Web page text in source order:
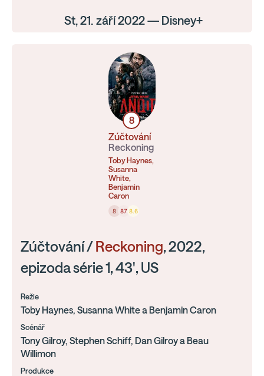
St, 21. září 2022 — Disney+
8
Zúčtování
Reckoning
Toby Haynes,
Susanna
White,
Benjamin
Caron
8 87 8.6
Zúčtování / Reckoning, 2022,
epizoda série 1, 43', US
Režie
Toby Haynes, Susanna White a Benjamin Caron
Scénář
Tony Gilroy, Stephen Schiff, Dan Gilroy a Beau
Willimon
Produkce